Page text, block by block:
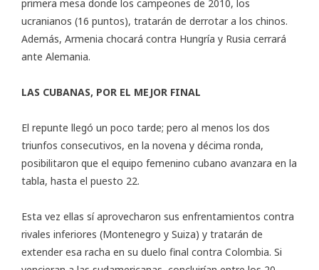
primera mesa donde los campeones de 2010, los
ucranianos (16 puntos), tratarán de derrotar a los chinos.
Además, Armenia chocará contra Hungría y Rusia cerrará
ante Alemania.
LAS CUBANAS, POR EL MEJOR FINAL
El repunte llegó un poco tarde; pero al menos los dos
triunfos consecutivos, en la novena y décima ronda,
posibilitaron que el equipo femenino cubano avanzara en la
tabla, hasta el puesto 22.
Esta vez ellas sí aprovecharon sus enfrentamientos contra
rivales inferiores (Montenegro y Suiza) y tratarán de
extender esa racha en su duelo final contra Colombia. Si